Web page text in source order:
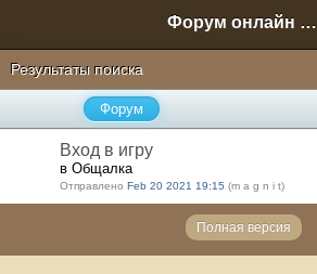
Форум онлайн игры "Новая Эра" (Нюра Биз)
Результаты поиска
Форум
Вход в игру
в Общалка
Отправлено Feb 20 2021 19:15 (m a g n i t)
Полная версия